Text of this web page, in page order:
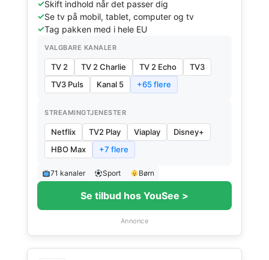
Skift indhold når det passer dig
Se tv på mobil, tablet, computer og tv
Tag pakken med i hele EU
VALGBARE KANALER
TV 2 TV 2 Charlie TV 2 Echo
TV3
TV3 Puls
Kanal 5 +65 flere
STREAMINGTJENESTER
Netflix TV2 Play Viaplay
Disney+
HBO Max
+7 flere
71 kanaler Sport Børn
Se tilbud hos YouSee >
Annonce